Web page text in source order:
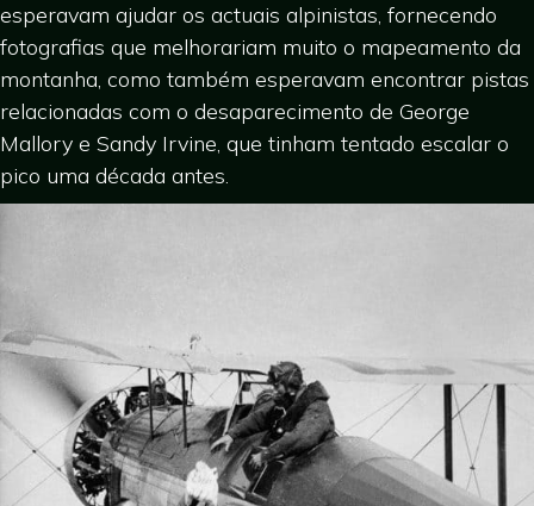
esperavam ajudar os actuais alpinistas, fornecendo
fotografias que melhorariam muito o mapeamento da
montanha, como também esperavam encontrar pistas
relacionadas com o desaparecimento de George
Mallory e Sandy Irvine, que tinham tentado escalar o
pico uma década antes.